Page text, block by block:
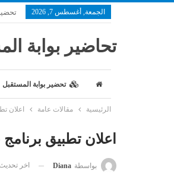
الجمعة, أغسطس 7, 2026
تحاضير بوابة
تحضير بوابة المستقبل
الرئيسية مقالات عامة اعلان
اعلان تطبيق
بواسطة Diana اخر تحديث